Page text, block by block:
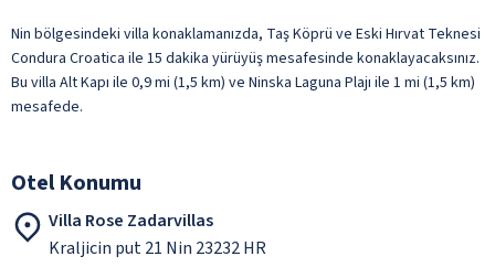
Nin bölgesindeki villa konaklamanızda, Taş Köprü ve Eski Hırvat Teknesi
Condura Croatica ile 15 dakika yürüyüş mesafesinde konaklayacaksınız.
Bu villa Alt Kapı ile 0,9 mi (1,5 km) ve Ninska Laguna Plajı ile 1 mi (1,5 km)
mesafede.
Otel Konumu
Villa Rose Zadarvillas
Kraljicin put 21 Nin 23232 HR